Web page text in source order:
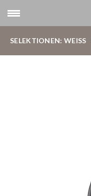
SELEKTIONEN: WEISS